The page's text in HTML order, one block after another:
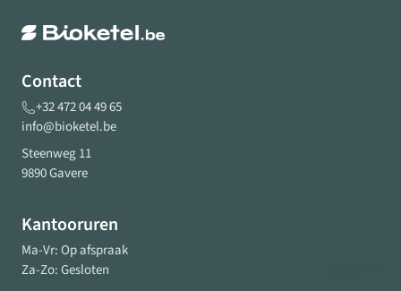
Contact
+32 472 04 49 65
info@bioketel.be
Steenweg 11
9890 Gavere
Kantooruren
Ma-Vr: Op afspraak
Za-Zo: Gesloten